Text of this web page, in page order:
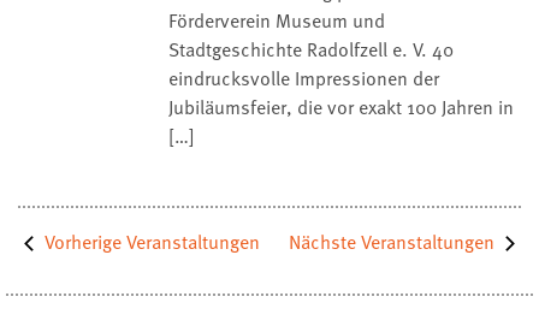
Förderverein Museum und
Stadtgeschichte Radolfzell e. V. 40
eindrucksvolle Impressionen der
Jubiläumsfeier, die vor exakt 100 Jahren in
[…]
VorherigeVeranstaltungen NächsteVeranstaltungen